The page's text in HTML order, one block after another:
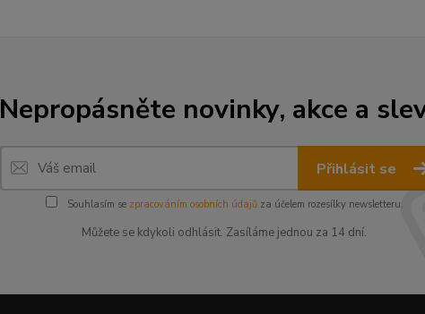
Nepropásněte novinky, akce a
Přihlásit se
Souhlasím se zpracováním osobních údajůza účelem rozesílky newsletteru.
Můžete se kdykoli odhlásit. Zasíláme jednou za 14 dní.